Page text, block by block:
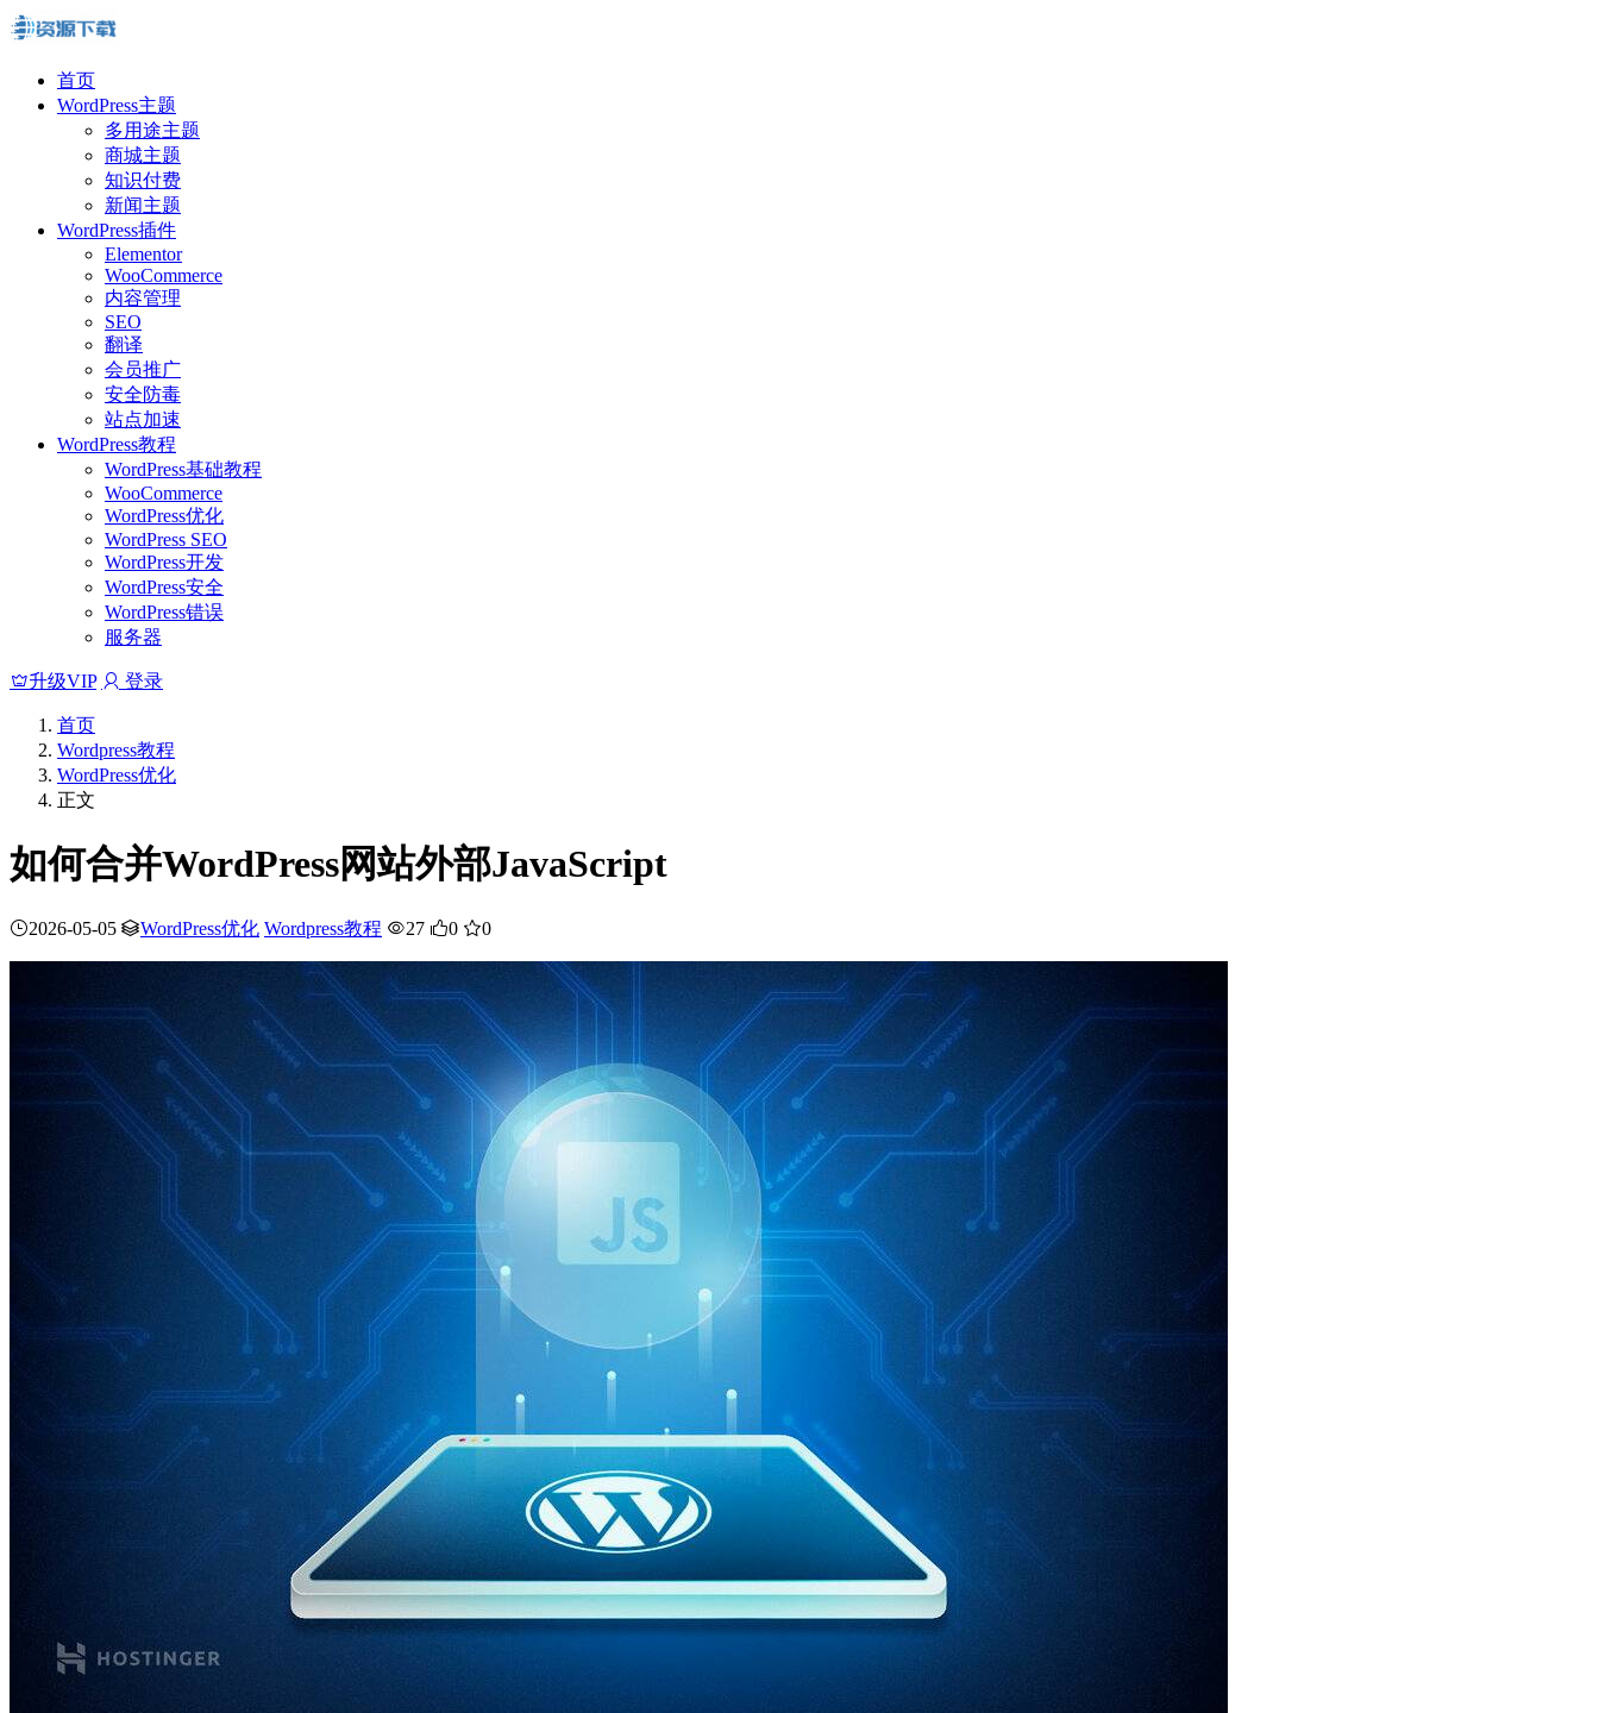
首页
WordPress主题
多用途主题
商城主题
知识付费
新闻主题
WordPress插件
Elementor
WooCommerce
内容管理
SEO
翻译
会员推广
安全防毒
站点加速
WordPress教程
WordPress基础教程
WooCommerce
WordPress优化
WordPress SEO
WordPress开发
WordPress安全
WordPress错误
服务器
升级VIP 登录
首页
Wordpress教程
WordPress优化
正文
如何合并WordPress网站外部JavaScript
2026-05-05 WordPress优化 Wordpress教程 27 0 0